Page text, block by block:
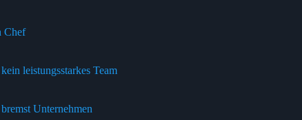
Chef
leistungsstarkes Team
Unternehmen